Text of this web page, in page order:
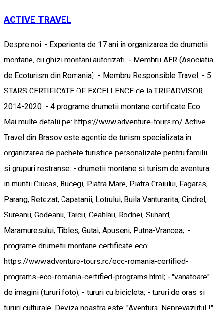
ACTIVE TRAVEL
Despre noi: - Experienta de 17 ani in organizarea de drumetii
montane, cu ghizi montani autorizati - Membru AER (Asociatia
de Ecoturism din Romania) - Membru Responsible Travel - 5
STARS CERTIFICATE OF EXCELLENCE de la TRIPADVISOR
2014-2020 - 4 programe drumetii montane certificate Eco
Mai multe detalii pe: https://www.adventure-tours.ro/ Active
Travel din Brasov este agentie de turism specializata in
organizarea de pachete turistice personalizate pentru familii
si grupuri restranse: - drumetii montane si turism de aventura
in muntii Ciucas, Bucegi, Piatra Mare, Piatra Craiului, Fagaras,
Parang, Retezat, Capatanii, Lotrului, Buila Vanturarita, Cindrel,
Sureanu, Godeanu, Tarcu, Ceahlau, Rodnei, Suhard,
Maramuresului, Tibles, Gutai, Apuseni, Putna-Vrancea; -
programe drumetii montane certificate eco:
https://www.adventure-tours.ro/eco-romania-certified-
programs-eco-romania-certified-programs.html; - "vanatoare"
de imagini (tururi foto); - tururi cu bicicleta; - tururi de oras si
tururi culturale. Deviza noastra este: "Aventura, Neprevazutul !"